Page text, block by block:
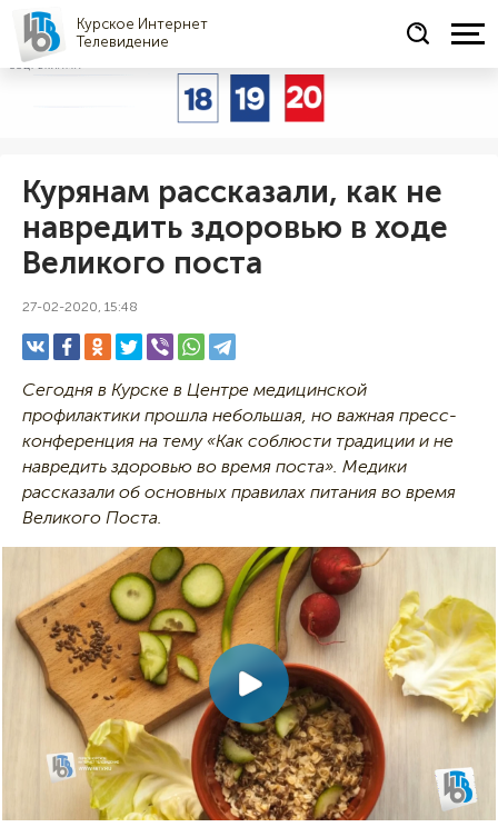
Курское Интернет
Телевидение
СОЦРЕКЛАМА
Курянам рассказали, как не
навредить здоровью в ходе
Великого поста
27-02-2020, 15:48
Сегодня в Курске в Центре медицинской
профилактики прошла небольшая, но важная пресс-
конференция на тему «Как соблюсти традиции и не
навредить здоровью во время поста». Медики
рассказали об основных правилах питания во время
Великого Поста.